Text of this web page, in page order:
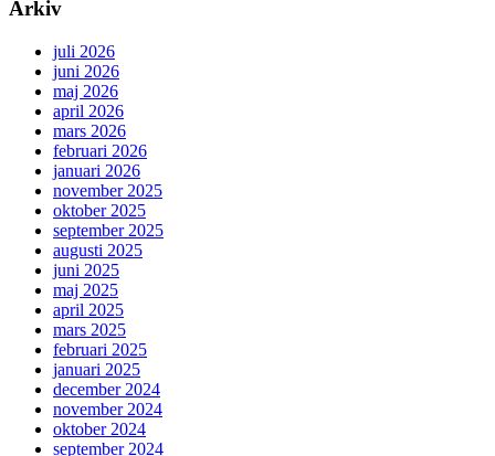
Arkiv
juli 2026
juni 2026
maj 2026
april 2026
mars 2026
februari 2026
januari 2026
november 2025
oktober 2025
september 2025
augusti 2025
juni 2025
maj 2025
april 2025
mars 2025
februari 2025
januari 2025
december 2024
november 2024
oktober 2024
september 2024